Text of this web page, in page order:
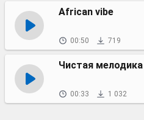
African vibe
00:50 719
Чистая мелодика
00:33 1 032